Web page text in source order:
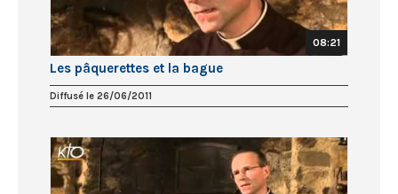
08:21
Les pâquerettes et la bague
Diffusé le 26/06/2011